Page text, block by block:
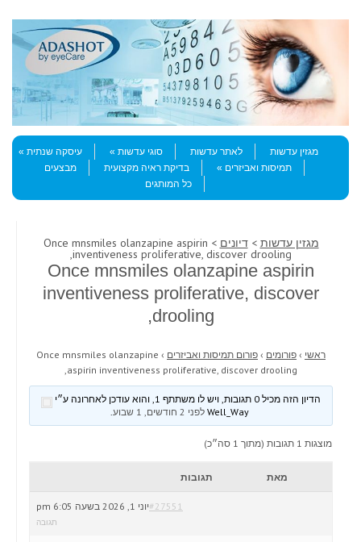
Menu
Skip to content
מגזין עדשות
לאתר עדשות סוגי עדשות
עיסקה שנתית
תמיסות ואביזרים
בדיקת ראיה מקצועית
מבצעים
כל המותגים
מגזין עדשות >דיונים > Once mnsmiles olanzapine aspirin
inventiveness proliferative, discover drooling,
Once mnsmiles olanzapine aspirin
inventiveness proliferative, discover
drooling,
ראשי › פורומים › פורום תמיסות ואביזרים ›
Once mnsmiles olanzapine
aspirin inventiveness proliferative, discover drooling,
הדיון הזה מכיל 0 תגובות, ויש לו משתתף 1, והוא עודכן לאחרונה ע״י
לפני 2 חודשים, 1 שבוע .
מוצגות 1 תגובות (מתוך 1 סה״כ)
מאת תגובות
יוני 1, 2026 בשעה 6:05 pm#27551
תגובה